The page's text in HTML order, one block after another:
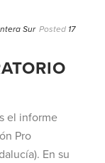
Sur Posted 17
el informe
Pro
En su